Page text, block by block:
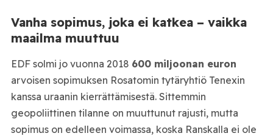
Vanha sopimus, joka ei katkea – vaikka
maailma muuttuu
EDF solmi jo vuonna 2018 600 miljoonan euron
arvoisen sopimuksen Rosatomin tytäryhtiö Tenexin
kanssa uraanin kierrättämisestä. Sittemmin
geopoliittinen tilanne on muuttunut rajusti, mutta
sopimus on edelleen voimassa, koska Ranskalla ei ole